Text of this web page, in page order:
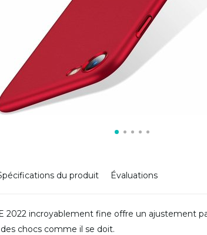
du produit Évaluations
2022 incroyablement fine offre un ajustement
chocs comme il se doit.